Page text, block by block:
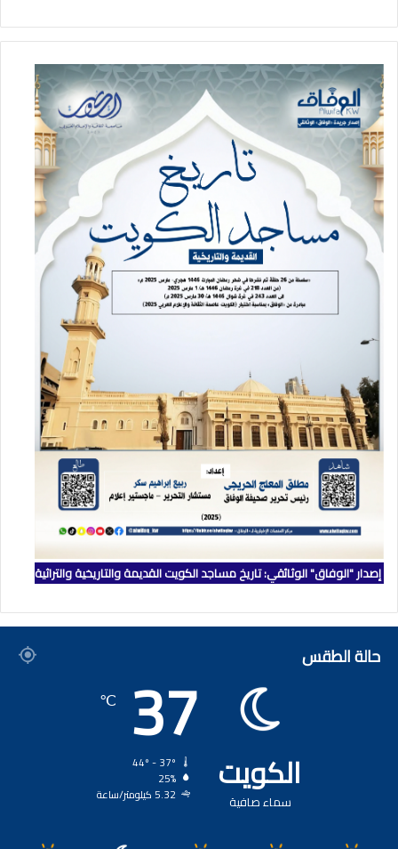
إصدار "الوفاق" الوثائقي: تاريخ مساجد الكويت القديمة والتاريخية والتراثية
حالة الطقس
الكويت
سماء صافية
37
℃
25%
5.32 كيلومتر/ساعة